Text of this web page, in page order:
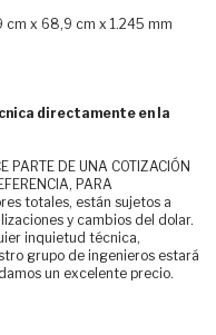
cm x 68,9 cm x 1.245 mm
directamente en la
PARTE DE UNA COTIZACIÓN
PARA
totales, están sujetos a
y cambios del dolar.
inquietud técnica,
grupo de ingenieros estará
un excelente precio.